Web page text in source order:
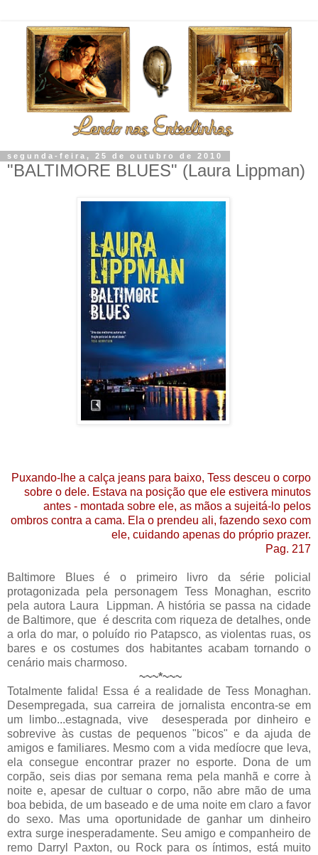
segunda-feira, 25 de outubro de 2010
"BALTIMORE BLUES" (Laura Lippman)
Puxando-lhe a calça jeans para baixo, Tess desceu o corpo
sobre o dele. Estava na posição que ele estivera minutos
antes - montada sobre ele, as mãos a sujeitá-lo pelos
ombros contra a cama. Ela o prendeu ali, fazendo sexo com
ele, cuidando apenas do próprio prazer.
Pag. 217
Baltimore Blues é o primeiro livro da série policial
protagonizada pela personagem Tess Monaghan, escrito
pela autora Laura Lippman. A história se passa na cidade
de Baltimore, que é descrita com riqueza de detalhes, onde
a orla do mar, o poluído rio Patapsco, as violentas ruas, os
bares e os costumes dos habitantes acabam tornando o
cenário mais charmoso.
~~~*~~~
Totalmente falida! Essa é a realidade de Tess Monaghan.
Desempregada, sua carreira de jornalista encontra-se em
um limbo...estagnada, vive desesperada por dinheiro e
sobrevive às custas de pequenos "bicos" e da ajuda de
amigos e familiares. Mesmo com a vida medíocre que leva,
ela consegue encontrar prazer no esporte. Dona de um
corpão, seis dias por semana rema pela manhã e corre à
noite e, apesar de cultuar o corpo, não abre mão de uma
boa bebida, de um baseado e de uma noite em claro a favor
do sexo. Mas uma oportunidade de ganhar um dinheiro
extra surge inesperadamente. Seu amigo e companheiro de
remo Darryl Paxton, ou Rock para os íntimos, está muito